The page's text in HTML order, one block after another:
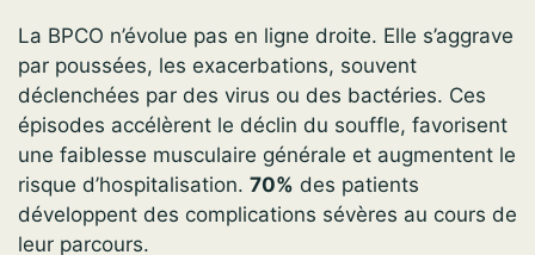
La BPCO n’évolue pas en ligne droite. Elle s’aggrave
par poussées, les exacerbations, souvent
déclenchées par des virus ou des bactéries. Ces
épisodes accélèrent le déclin du souffle, favorisent
une faiblesse musculaire générale et augmentent le
risque d’hospitalisation. 70% des patients
développent des complications sévères au cours de
leur parcours.